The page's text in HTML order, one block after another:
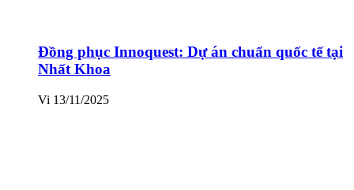
Đồng phục Innoquest: Dự án chuẩn quốc tế tại
Nhất Khoa
Vi 13/11/2025